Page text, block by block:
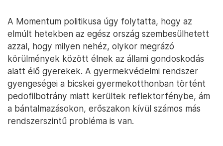
A Momentum politikusa úgy folytatta, hogy az
elmúlt hetekben az egész ország szembesülhetett
azzal, hogy milyen nehéz, olykor megrázó
körülmények között élnek az állami gondoskodás
alatt élő gyerekek. A gyermekvédelmi rendszer
gyengeségei a bicskei gyermekotthonban történt
pedofilbotrány miatt kerültek reflektorfénybe, ám
a bántalmazásokon, erőszakon kívül számos más
rendszerszintű probléma is van.